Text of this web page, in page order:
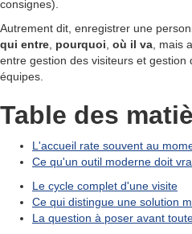
consignes).
Autrement dit, enregistrer une
qui entre pourquoi où il va , mais
entre gestion des visiteurs et
équipes.
Table des
L'accueil rate souvent au
Ce qu'un outil moderne doit
Le cycle complet d'une visite
Ce qui distingue une solution
La question à poser avant